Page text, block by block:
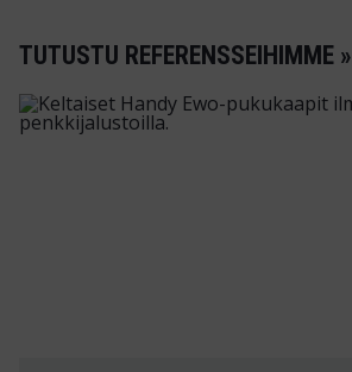
TUTUSTU REFERENSSEIHIMME »